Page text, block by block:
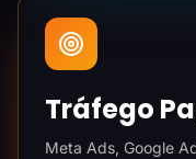
Tráfego
Meta Ads, Google